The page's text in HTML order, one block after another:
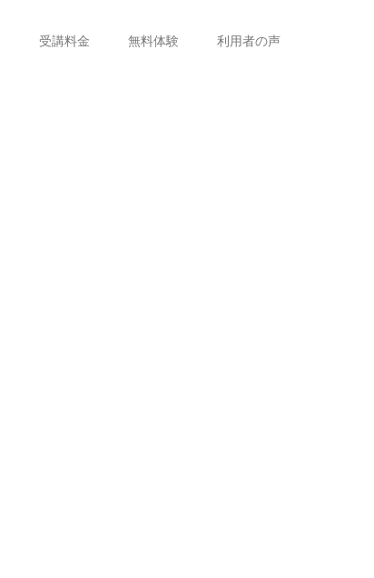
受講料金 無料体験 利用者の声